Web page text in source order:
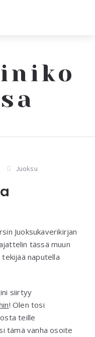
Juoksu
Juoksukaverikirjan
tässä muun
naputella
siirtyy
! Olen tosi
teille
tämä vanha osoite